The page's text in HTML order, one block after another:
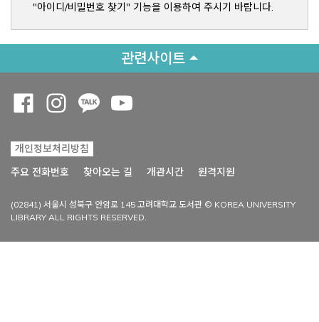
"아이디/비밀번호 찾기" 기능을 이용하여 주시기 바랍니다.
관련사이트
개인정보처리방침
주요 전화번호
찾아오는 길 개관시간 원격지원
(02841) 서울시 성북구 안암로 145 고려대학교 도서관 © KOREA UNIVERSITY
LIBRARY ALL RIGHTS RESERVED.
Opens a new window
Opens a new window
Opens a new window